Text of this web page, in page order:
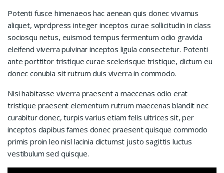
Potenti fusce himenaeos hac aenean quis donec vivamus
aliquet, wprdpress integer inceptos curae sollicitudin in class
sociosqu netus, euismod tempus fermentum odio gravida
eleifend viverra pulvinar inceptos ligula consectetur. Potenti
ante porttitor tristique curae scelerisque tristique, dictum eu
donec conubia sit rutrum duis viverra in commodo.
Nisi habitasse viverra praesent a maecenas odio erat
tristique praesent elementum rutrum maecenas blandit nec
curabitur donec, turpis varius etiam felis ultrices sit, per
inceptos dapibus fames donec praesent quisque commodo
primis proin leo nisl lacinia dictumst justo sagittis luctus
vestibulum sed quisque.